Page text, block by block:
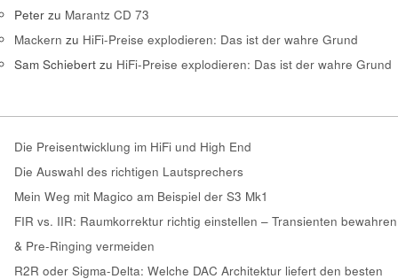
Peter zu Marantz CD 73
Mackern zu HiFi-Preise explodieren: Das ist der wahre Grund
Sam Schiebert zu HiFi-Preise explodieren: Das ist der wahre Grund
Die Preisentwicklung im HiFi und High End
Die Auswahl des richtigen Lautsprechers
Mein Weg mit Magico am Beispiel der S3 Mk1
FIR vs. IIR: Raumkorrektur richtig einstellen – Transienten bewahren
& Pre-Ringing vermeiden
R2R oder Sigma-Delta: Welche DAC Architektur liefert den besten